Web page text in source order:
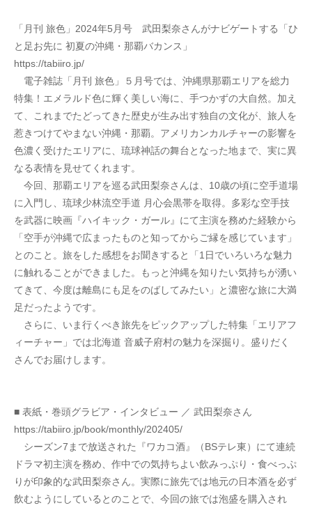
「月刊 旅色」2024年5月号　武田梨奈さんがナビゲートする「ひ
と足お先に 初夏の沖縄・那覇バカンス」
https://tabiiro.jp/
電子雑誌「月刊 旅色」５月号では、沖縄県那覇エリアを総力
特集！エメラルド色に輝く美しい海に、手つかずの大自然。加え
て、これまでたどってきた歴史が生み出す独自の文化が、旅人を
惹きつけてやまない沖縄・那覇。アメリカンカルチャーの影響を
色濃く受けたエリアに、琉球神話の舞台となった地まで、実に異
なる表情を見せてくれます。
今回、那覇エリアを巡る武田梨奈さんは、10歳の頃に空手道場
に入門し、琉球少林流空手道 月心会黒帯を取得。多彩な空手技
を武器に映画『ハイキック・ガール』にて主演を務めた経験から
「空手が沖縄で広まったものと知ってからご縁を感じています」
とのこと。旅をした感想をお聞きすると「1日でいろいろな魅力
に触れることができました。もっと沖縄を知りたい気持ちが湧い
てきて、今度は離島にも足をのばしてみたい」と濃密な旅に大満
足だったようです。
さらに、いま行くべき旅先をピックアップした特集「エリアフ
ィーチャー」では北海道 音威子府村の魅力を深掘り。盛りだく
さんでお届けします。
■ 表紙・巻頭グラビア・インタビュー ／ 武田梨奈さん
https://tabiiro.jp/book/monthly/202405/
シーズン7まで放送された『ワカコ酒』（BSテレ東）にて連続
ドラマ初主演を務め、作中での気持ちよい飲みっぷり・食べっぷ
りが印象的な武田梨奈さん。実際に旅先では地元の日本酒を必ず
飲むようにしているとのことで、今回の旅では泡盛を購入され